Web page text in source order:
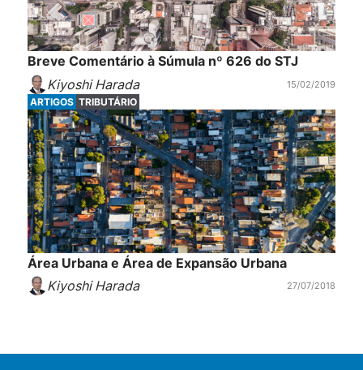
Breve Comentário à Súmula nº 626 do STJ
Kiyoshi Harada
15/02/2019
ARTIGOS TRIBUTÁRIO
Área Urbana e Área de Expansão Urbana
Kiyoshi Harada
27/07/2018